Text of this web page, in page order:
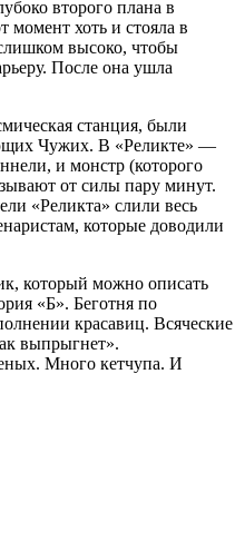
второго плана в
момент хоть и стояла в
высоко, чтобы
После она ушла
станция, были
Чужих. В «Реликте» —
и монстр (которого
от силы пару минут.
«Реликта» слили весь
которые доводили
который можно описать
«Б». Беготня по
красавиц. Всяческие
выпрыгнет».
Много кетчупа. И